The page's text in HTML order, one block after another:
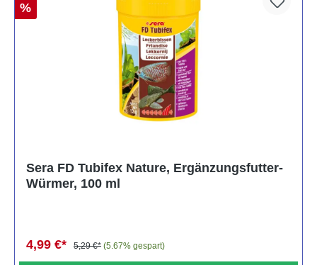
%
Sera FD Tubifex Nature, Ergänzungsfutter-
Würmer, 100 ml
4,99 €* 5,29 €* (5.67% gespart)